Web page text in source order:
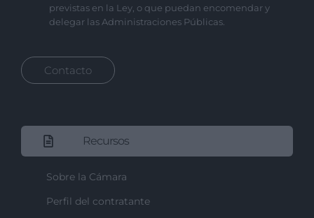
previstas en la Ley, o que puedan encomendar y
delegar las Administraciones Públicas.
Contacto
Recursos
Sobre la Cámara
Perfil del contratante